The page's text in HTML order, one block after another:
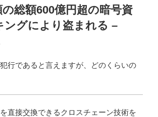
総額600億円超の暗号資
ングにより盗まれる –
行であると言えますが、どのくらいの
直接交換できるクロスチェーン技術を